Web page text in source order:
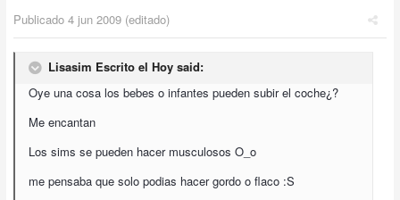
Publicado 4 jun 2009 (editado)
Lisasim Escrito el Hoy said:
Oye una cosa los bebes o infantes pueden subir el coche¿?
Me encantan
Los sims se pueden hacer musculosos O_o
me pensaba que solo podias hacer gordo o flaco :S